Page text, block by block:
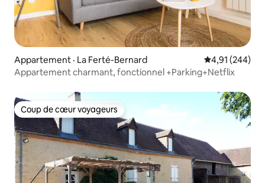
Appartement · La Ferté-Bernard Note
4,91 (244)
Appartement charmant, fonctionnel +Parking+Netflix
Coup de cœur voyageurs
Coup de cœur voyageurs